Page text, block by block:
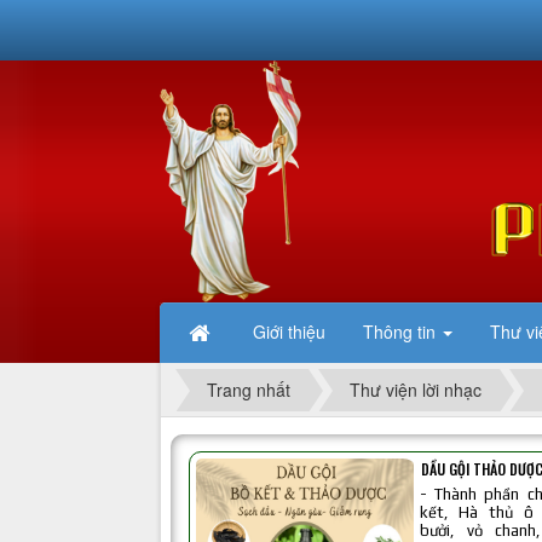
Giới thiệu Thông tin Thư
Trang nhất Thư viện lời nhạc